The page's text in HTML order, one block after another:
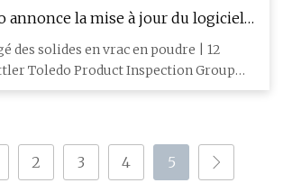
annonce la mise à jour du logiciel
dispositifs d'inspection
des solides en vrac en poudre | 12
Toledo Product Inspection Group
2 3 4 5